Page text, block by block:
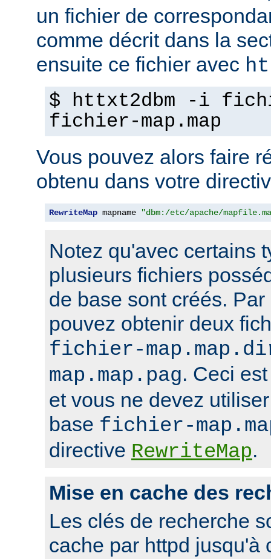
un fichier de
comme décrit dans la
ensuite ce fichier avec
$ httxt2dbm -i
fichier-map.map
Vous pouvez alors faire
obtenu dans votre
RewriteMap mapname "dbm:/etc/apache/
Notez qu'avec certains
plusieurs fichiers
de base sont créés.
pouvez obtenir deux
fichier-
map.map.pag. Ceci
et vous ne devez
base fichier-
directive RewriteMap.
Mise en cache des
Les clés de recherche
cache par httpd jusqu'à